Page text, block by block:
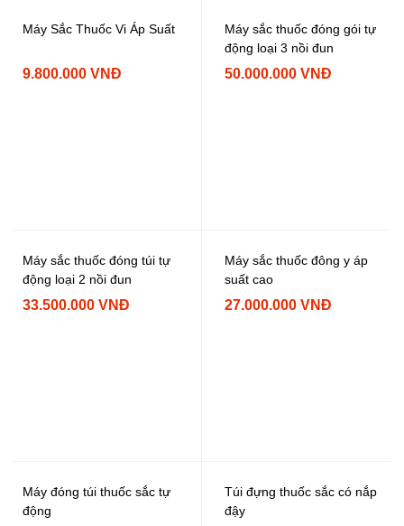
Máy Sắc Thuốc Vi Áp Suất
9.800.000 VNĐ
Máy sắc thuốc đóng gói tự
động loại 3 nồi đun
50.000.000 VNĐ
Máy sắc thuốc đóng túi tự
động loại 2 nồi đun
33.500.000 VNĐ
Máy sắc thuốc đông y áp
suất cao
27.000.000 VNĐ
Máy đóng túi thuốc sắc tự
động
Túi đựng thuốc sắc có nắp
đậy